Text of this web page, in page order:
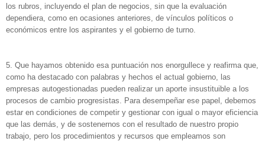
los rubros, incluyendo el plan de negocios, sin que la evaluación
dependiera, como en ocasiones anteriores, de vínculos políticos o
económicos entre los aspirantes y el gobierno de turno.
5. Que hayamos obtenido esa puntuación nos enorgullece y reafirma que,
como ha destacado con palabras y hechos el actual gobierno, las
empresas autogestionadas pueden realizar un aporte insustituible a los
procesos de cambio progresistas. Para desempeñar ese papel, debemos
estar en condiciones de competir y gestionar con igual o mayor eficiencia
que las demás, y de sostenernos con el resultado de nuestro propio
trabajo, pero los procedimientos y recursos que empleamos son